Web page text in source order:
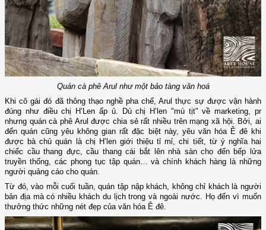
Quán cà phê Arul như một bảo tàng văn hoá
Khi cô gái đó đã thông thạo nghề pha chế, Arul thực sự được vận hành
đúng như điều chị H’Len ấp ủ. Dù chị H’len "mù tịt" về marketing, pr
nhưng quán cà phê Arul được chia sẻ rất nhiều trên mạng xã hội. Bởi, ai
đến quán cũng yêu không gian rất đặc biệt này, yêu văn hóa Ê đê khi
được bà chủ quán là chị H’len giới thiệu tỉ mỉ, chi tiết, từ ý nghĩa hai
chiếc cầu thang đực, cầu thang cái bắt lên nhà sàn cho đến bếp lửa
truyền thống, các phong tục tập quán… và chính khách hàng là những
người quảng cáo cho quán.
Từ đó, vào mỗi cuối tuần, quán tập nập khách, không chỉ khách là người
bản địa mà có nhiều khách du lịch trong và ngoài nước. Họ đến vì muốn
thưởng thức những nét đẹp của văn hóa Ê đê.